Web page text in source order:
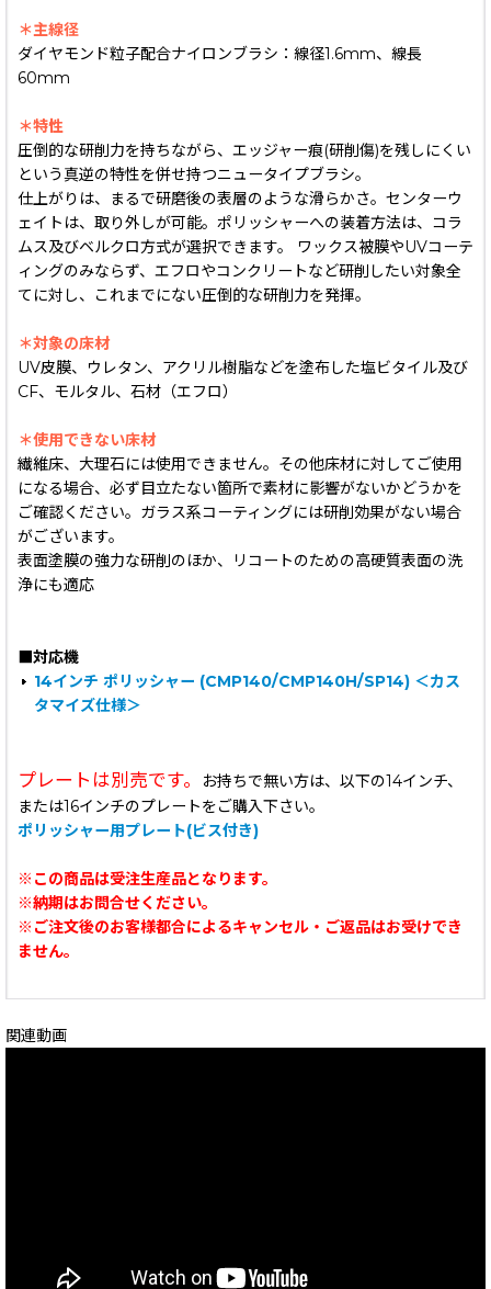
＊主線径
ダイヤモンド粒子配合ナイロンブラシ：線径1.6mm、線長
60mm
＊特性
圧倒的な研削力を持ちながら、エッジャー痕(研削傷)を残しにくい
という真逆の特性を併せ持つニュータイプブラシ。
仕上がりは、まるで研磨後の表層のような滑らかさ。センターウ
ェイトは、取り外しが可能。ポリッシャーへの装着方法は、コラ
ムス及びベルクロ方式が選択できます。 ワックス被膜やUVコーテ
ィングのみならず、エフロやコンクリートなど研削したい対象全
てに対し、これまでにない圧倒的な研削力を発揮。
＊対象の床材
UV皮膜、ウレタン、アクリル樹脂などを塗布した塩ビタイル及び
CF、モルタル、石材（エフロ）
＊使用できない床材
繊維床、大理石には使用できません。その他床材に対してご使用
になる場合、必ず目立たない箇所で素材に影響がないかどうかを
ご確認ください。ガラス系コーティングには研削効果がない場合
がございます。
表面塗膜の強力な研削のほか、リコートのための高硬質表面の洗
浄にも適応
■対応機
14インチ ポリッシャー (CMP140/CMP140H/SP14) ＜カス
タマイズ仕様＞
プレートは別売です。
お持ちで無い方は、以下の14インチ、
または16インチのプレートをご購入下さい。
ポリッシャー用プレート(ビス付き)
※この商品は受注生産品となります。
※納期はお問合せください。
※ご注文後のお客様都合によるキャンセル・ご返品はお受けでき
ません。
関連動画